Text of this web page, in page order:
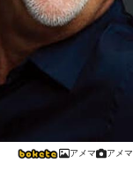
アメマ アメマ